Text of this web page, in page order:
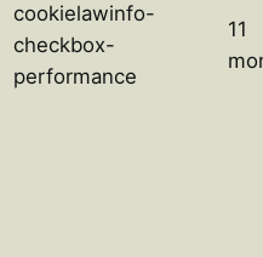
cookielawinfo-
checkbox-
performance
11